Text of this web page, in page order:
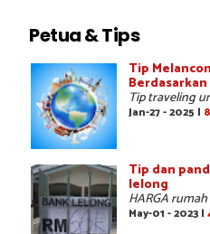
Petua & Tips
Tip
Tip traveling
Jan-27 - 2025 |
Tip dan
lelong
HARGA
May-01 - 2023 |